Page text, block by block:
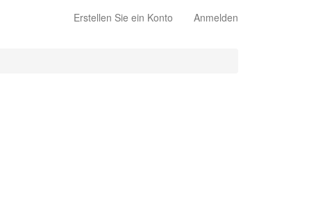
Erstellen Sie ein Konto Anmelden